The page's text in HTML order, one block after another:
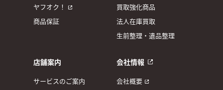
ヤフオク！
商品保証
買取強化商品
法人在庫買取
生前整理・遺品整理
店舗案内
サービスのご案内
会社情報
会社概要